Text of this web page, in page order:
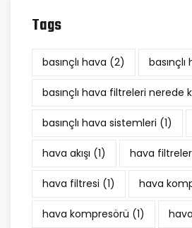
Tags
basınçlı hava (2)
basınçlı hava filtreleri nerede
basınçlı hava sistemleri (1)
hava akışı (1) hava
hava filtresi (1) hava
hava kompresörü (1)